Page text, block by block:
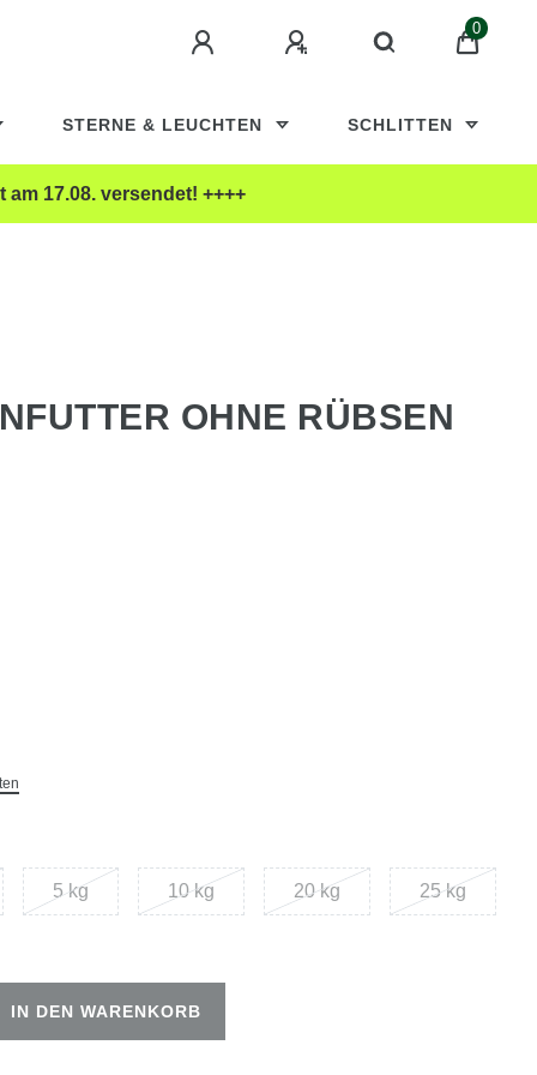
0
STERNE & LEUCHTEN SCHLITTEN
17.08. versendet! ++++
OHNE RÜBSEN
5 kg 10 kg 20 kg 25 kg
IN DEN WARENKORB